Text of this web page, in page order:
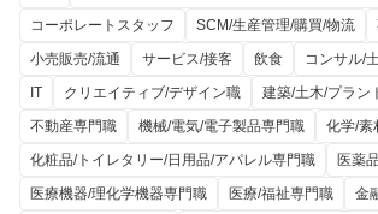
コーポレートスタッフ
SCM/生産管理/購買/物流
小売販売/流通
サービス/接客 飲食
コンサル/
IT
クリエイティブ/デザイン職
建築/土木/プラン
不動産専門職
機械/電気/電子製品専門職
化学/素
化粧品/トイレタリー/日用品/アパレル専門職
医薬
医療機器/理化学機器専門職
医療/福祉専門職
金